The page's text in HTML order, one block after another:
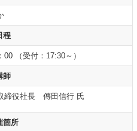
程
（受付：17:30～）
師
締役社長 傳田信行 氏
箇所